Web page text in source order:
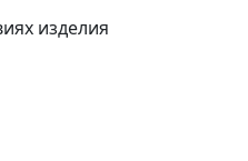
изделия